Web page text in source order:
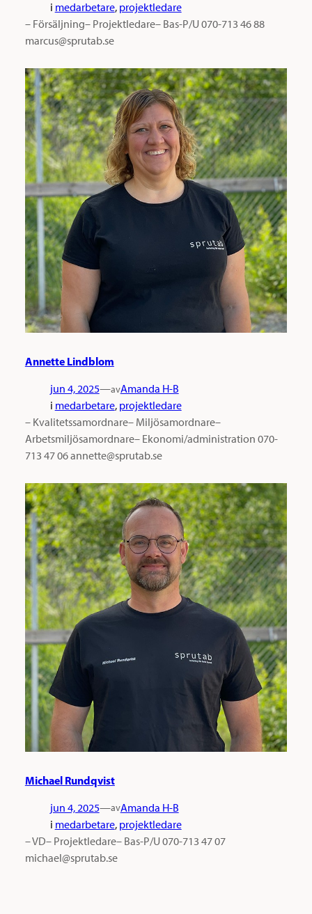
i medarbetare, projektledare
– Försäljning– Projektledare– Bas-P/U 070-713 46 88
marcus@sprutab.se
Annette Lindblom
jun 4, 2025—avAmanda H-B
i medarbetare, projektledare
– Kvalitetssamordnare– Miljösamordnare–
Arbetsmiljösamordnare– Ekonomi/administration 070-
713 47 06 annette@sprutab.se
Michael Rundqvist
jun 4, 2025—avAmanda H-B
i medarbetare, projektledare
– VD– Projektledare– Bas-P/U 070-713 47 07
michael@sprutab.se